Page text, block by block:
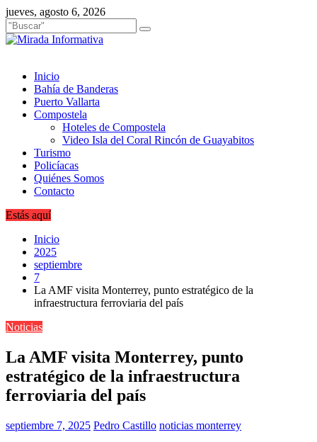
Saltar
al
contenido
jueves, agosto 6, 2026
Inicio
Bahía de Banderas
Puerto Vallarta
Compostela
Hoteles de Compostela
Video Isla del Coral Rincón de Guayabitos
Turismo
Policíacas
Quiénes Somos
Contacto
Estás aquí
Inicio
2025
septiembre
7
La AMF visita Monterrey, punto estratégico de la
infraestructura ferroviaria del país
Noticias
La AMF visita Monterrey, punto
estratégico de la infraestructura
ferroviaria del país
septiembre 7, 2025 Pedro Castillo noticias monterrey